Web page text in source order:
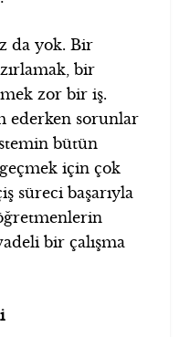
da yok. Bir
bir
zor bir iş.
ederken sorunlar
bütün
için çok
süreci başarıyla
bir çalışma